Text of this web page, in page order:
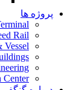
پروژه ها
Rail
Vessel